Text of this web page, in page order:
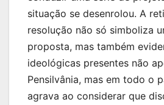
situação se desenrolou. A
resolução não só simboliza
proposta, mas também
ideológicas presentes não
Pensilvânia, mas em todo o
agrava ao considerar que